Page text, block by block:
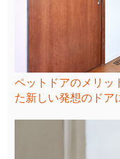
ペットドアのメリッ
た新しい発想のドア